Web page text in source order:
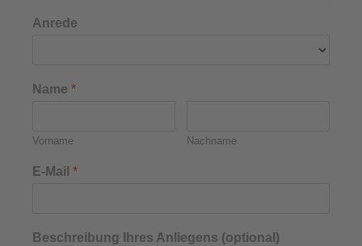
Anrede
Name *
Vorname Nachname
E-Mail *
Beschreibung Ihres Anliegens (optional)